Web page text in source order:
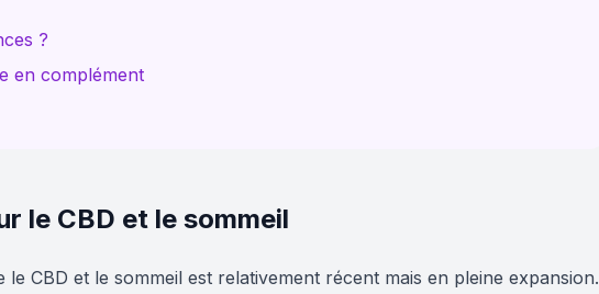
?
en complément
le CBD et le sommeil
CBD et le sommeil est relativement récent mais en pleine expansion.